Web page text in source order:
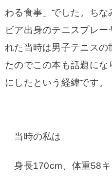
わる食事」でした。ちな
ビア出身のテニスプレー
れた当時は男子テニスの
たのでこの本も話題に
にした という経緯です。
当時の私は
身長170cm、体重58キ